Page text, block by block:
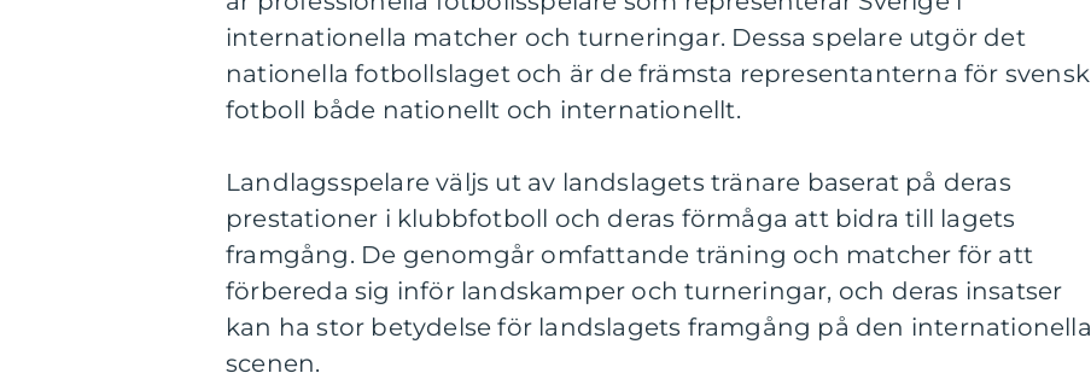
internationella matcher och turneringar. Dessa spelare utgör det
nationella fotbollslaget och är de främsta representanterna för svensk
fotboll både nationellt och internationellt.
Landlagsspelare väljs ut av landslagets tränare baserat på deras
prestationer i klubbfotboll och deras förmåga att bidra till lagets
framgång. De genomgår omfattande träning och matcher för att
förbereda sig inför landskamper och turneringar, och deras insatser
kan ha stor betydelse för landslagets framgång på den internationella
scenen.